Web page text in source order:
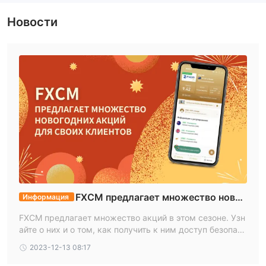
предоставляет своим клиентам доступ к сегрегированным
Более подробную информацию можно найти в таблице
Наше заключение о надежности FXCM:
FXCM - это хорошо регулируемый и уважаемый брокер с
долгой историей в отрасли. Компания регулируется
ведущими финансовыми органами и имеет несколько
лицензий, что свидетельствует о приверженности защите
клиентов.
Финансовые инструменты
FXCM предлагает торговлю пятью основными классами
торгуемых активов, включаявалютные пары, акции,
товары, индексы и криптовалюты, что обеспечивает
трейдеров с разными интересами и стратегиями более
Региональный трейдер
Новости
Информация
FXCM предлагает множество новог
одних акций для своих клиентов
FXCM предлагает множество акций в этом сезоне. Узн
айте о них и о том, как получить к ним доступ безопасн
о, на WikiFX
2023-12-13 08:17